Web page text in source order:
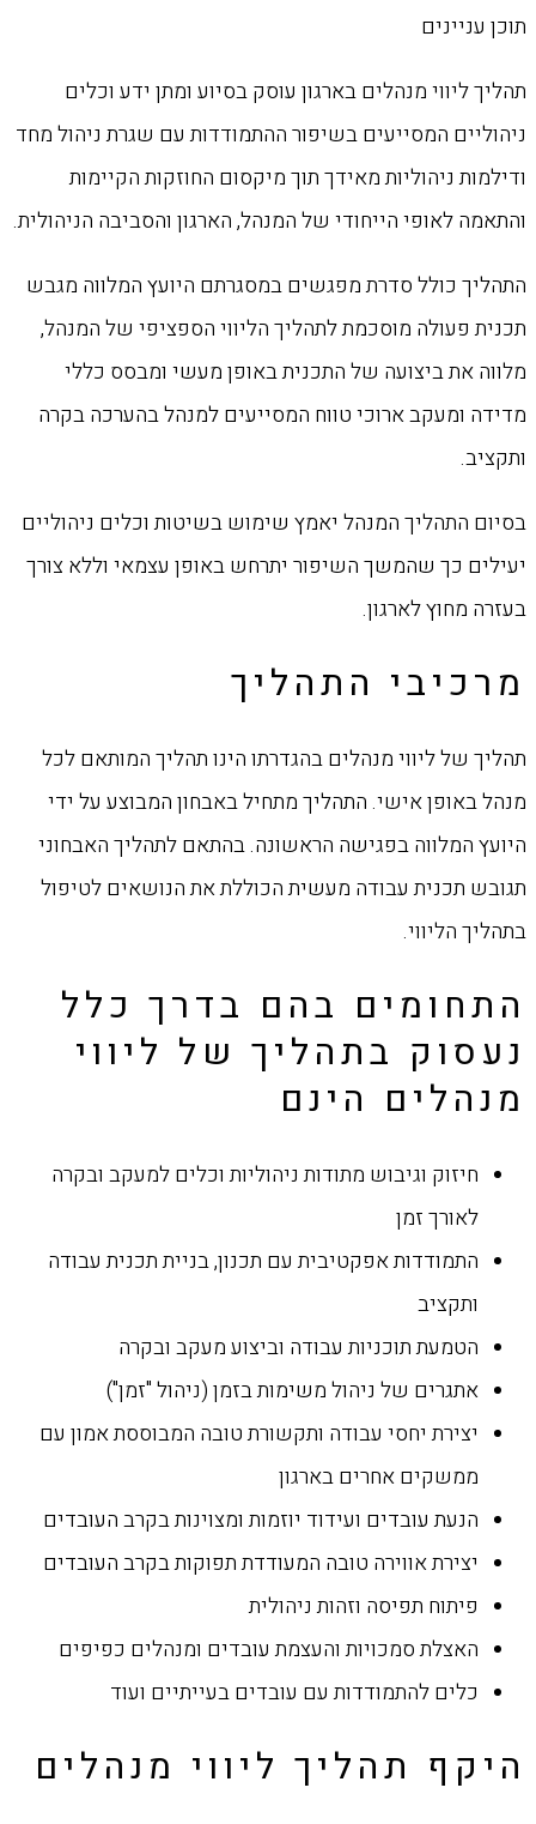
תוכן עניינים
תהליך ליווי מנהלים בארגון עוסק בסיוע ומתן ידע וכלים
ניהוליים המסייעים בשיפור ההתמודדות עם שגרת ניהול מחד
ודילמות ניהוליות מאידך תוך מיקסום החוזקות הקיימות
והתאמה לאופי הייחודי של המנהל, הארגון והסביבה הניהולית.
התהליך כולל סדרת מפגשים במסגרתם היועץ המלווה מגבש
תכנית פעולה מוסכמת לתהליך הליווי הספציפי של המנהל,
מלווה את ביצועה של התכנית באופן מעשי ומבסס כללי
מדידה ומעקב ארוכי טווח המסייעים למנהל בהערכה בקרה
ותקציב.
בסיום התהליך המנהל יאמץ שימוש בשיטות וכלים ניהוליים
יעילים כך שהמשך השיפור יתרחש באופן עצמאי וללא צורך
בעזרה מחוץ לארגון.
מרכיבי התהליך
תהליך של ליווי מנהלים בהגדרתו הינו תהליך המותאם לכל
מנהל באופן אישי. התהליך מתחיל באבחון המבוצע על ידי
היועץ המלווה בפגישה הראשונה. בהתאם לתהליך האבחוני
תגובש תכנית עבודה מעשית הכוללת את הנושאים לטיפול
בתהליך הליווי.
התחומים בהם בדרך כלל
נעסוק בתהליך של ליווי
מנהלים הינם
חיזוק וגיבוש מתודות ניהוליות וכלים למעקב ובקרה
לאורך זמן
התמודדות אפקטיבית עם תכנון, בניית תכנית עבודה
ותקציב
הטמעת תוכניות עבודה וביצוע מעקב ובקרה
אתגרים של ניהול משימות בזמן (ניהול "זמן")
יצירת יחסי עבודה ותקשורת טובה המבוססת אמון עם
ממשקים אחרים בארגון
הנעת עובדים ועידוד יוזמות ומצוינות בקרב העובדים
יצירת אווירה טובה המעודדת תפוקות בקרב העובדים
פיתוח תפיסה וזהות ניהולית
האצלת סמכויות והעצמת עובדים ומנהלים כפיפים
כלים להתמודדות עם עובדים בעייתיים ועוד
היקף תהליך ליווי מנהלים